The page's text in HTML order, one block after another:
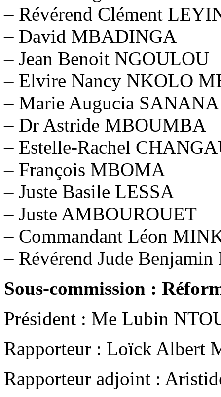
– Révérend Clément
– David MBADINGA
– Jean Benoit NGOULOU
– Elvire Nancy NKOLO
– Marie Augucia SANANA
– Dr Astride MBOUMBA
– Estelle-Rachel
– François MBOMA
– Juste Basile LESSA
– Juste AMBOUROUET
– Commandant Léon
– Révérend Jude
Sous-commission :
Président : Me Lubin
Rapporteur : Loïck Albert
Rapporteur adjoint :